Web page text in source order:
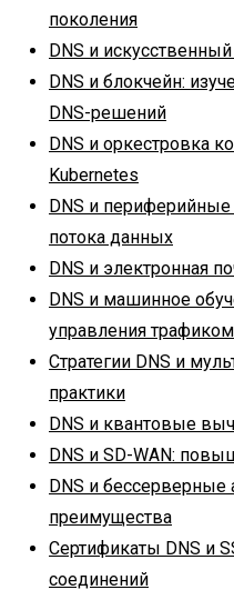
поколения
DNS и
DNS и блокчейн:
DNS-решений
DNS и оркестровка
Kubernetes
DNS и
потока данных
DNS и электронная
DNS и машинное
управления трафиком
Стратегии DNS и
практики
DNS и квантовые
DNS и SD-WAN:
DNS и бессерверные
преимущества
Сертификаты DNS и
соединений